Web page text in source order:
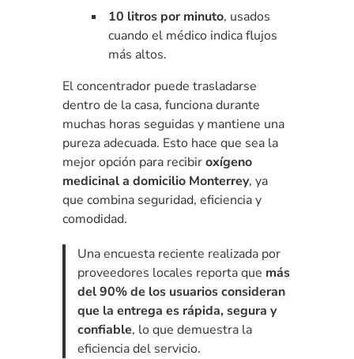
10 litros por minuto, usados
cuando el médico indica flujos
más altos.
El concentrador puede trasladarse
dentro de la casa, funciona durante
muchas horas seguidas y mantiene una
pureza adecuada. Esto hace que sea la
mejor opción para recibiroxígeno
medicinal a domicilio Monterrey, ya
que combina seguridad, eficiencia y
comodidad.
Una encuesta reciente realizada por
proveedores locales reporta que más
del 90% de los usuarios consideran
que la entrega es rápida, segura y
confiable, lo que demuestra la
eficiencia del servicio.